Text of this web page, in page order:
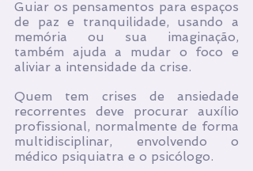
Guiar os pensamentos para espaços
de paz e tranquilidade, usando a
memória ou sua imaginação,
também ajuda a mudar o foco e
aliviar a intensidade da crise.
Quem tem crises de ansiedade
recorrentes deve procurar auxílio
profissional, normalmente de forma
multidisciplinar, envolvendo o
médico psiquiatra e o psicólogo.